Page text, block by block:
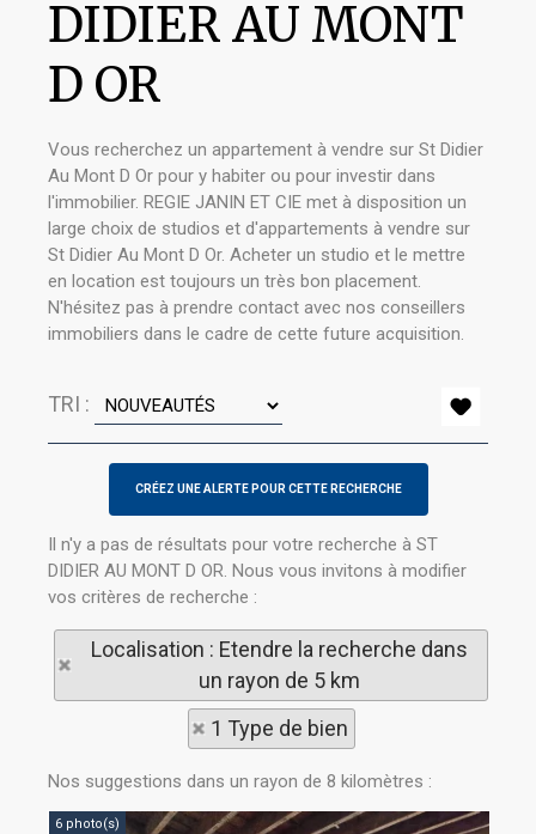
DIDIER AU MONT
D OR
Vous recherchez un appartement à vendre sur St Didier
Au Mont D Or pour y habiter ou pour investir dans
l'immobilier. REGIE JANIN ET CIE met à disposition un
large choix de studios et d'appartements à vendre sur
St Didier Au Mont D Or. Acheter un studio et le mettre
en location est toujours un très bon placement.
N'hésitez pas à prendre contact avec nos conseillers
immobiliers dans le cadre de cette future acquisition.
TRI :
Il n'y a pas de résultats pour votre recherche à ST
DIDIER AU MONT D OR. Nous vous invitons à modifier
vos critères de recherche :
Localisation : Etendre la recherche dans
un rayon de 5 km
1 Type de bien
Nos suggestions dans un rayon de 8 kilomètres :
6 photo(s)